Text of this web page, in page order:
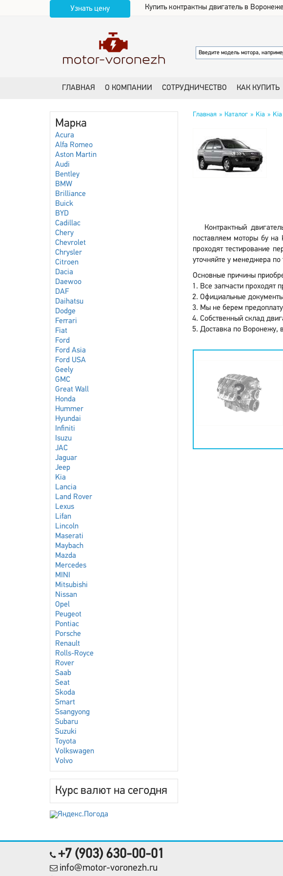
Узнать цену Купить контрактны двигатель в
ГЛАВНАЯ О КОМПАНИИ СОТРУДНИЧЕСТВО КАК КУПИТЬ
Марка
Acura
Alfa Romeo
Aston Martin
Audi
Bentley
BMW
Brilliance
Buick
BYD
Cadillac
Chery
Chevrolet
Chrysler
Citroen
Dacia
Daewoo
DAF
Daihatsu
Dodge
Ferrari
Fiat
Ford
Ford Asia
Ford USA
Geely
GMC
Great Wall
Honda
Hummer
Hyundai
Infiniti
Isuzu
JAC
Jaguar
Jeep
Kia
Lancia
Land Rover
Lexus
Lifan
Lincoln
Maserati
Maybach
Mazda
Mercedes
MINI
Mitsubishi
Nissan
Opel
Peugeot
Pontiac
Porsche
Renault
Rolls-Royce
Rover
Saab
Seat
Skoda
Smart
Ssangyong
Subaru
Suzuki
Toyota
Volkswagen
Volvo
Курс валют на сегодня
Главная Каталог Kia
Контрактный
поставляем моторы бу
проходят тестирование
уточняйте у менеджера
Основные причины
Все запчасти проходят
Официальные
Мы не берем
Собственный склад
Доставка по Воронежу,
+7 (903) 630-00-01
info@motor-voronezh.ru